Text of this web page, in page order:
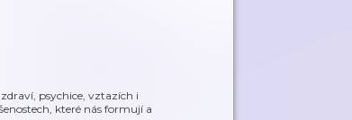
psychice, vztazích i
které nás formují a